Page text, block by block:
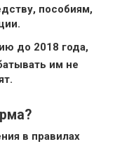
пособиям,
до 2018 года,
им не
в правилах